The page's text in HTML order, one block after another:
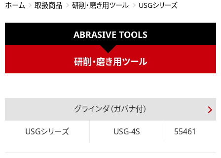
ホーム 取扱商品 研削・磨き用ツール USGシリーズ
ABRASIVE TOOLS
研削・磨き用ツール
グラインダ（ガバナ付）
USGシリーズ USG-4S 55461